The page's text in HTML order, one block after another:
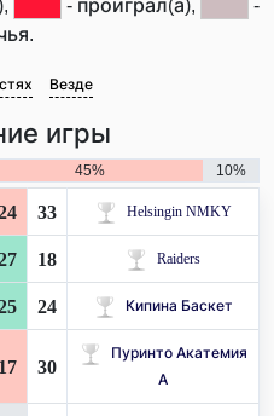
- проиграл(а),
-
Везде
игры
45% 10%
33 Helsingin NMKY
18 Raiders
24 Кипина Баскет
17 30
Пуринто Акатемия
А